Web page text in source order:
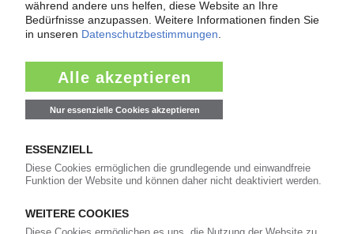
Themenkomplex Force Majeure, Corona und Kunststoff-
Preisentwicklung sowie Tipps für die Praxis.